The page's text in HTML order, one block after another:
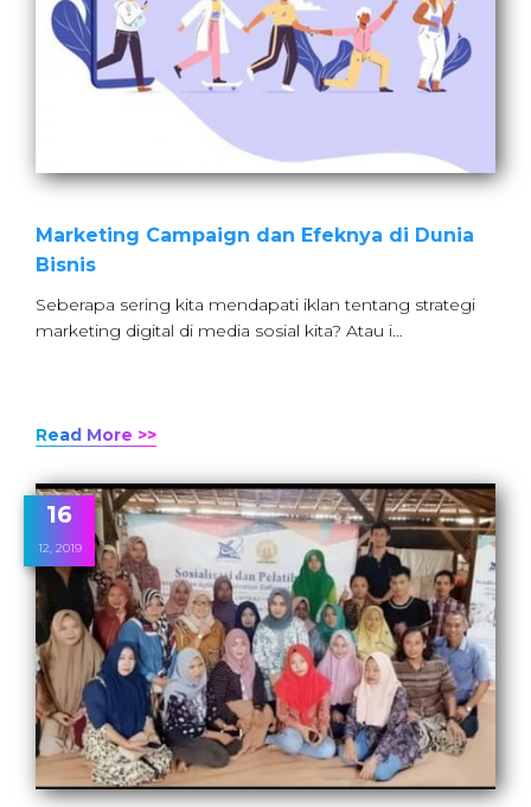
Marketing Campaign dan Efeknya di Dunia
Bisnis
Seberapa sering kita mendapati iklan tentang strategi
marketing digital di media sosial kita? Atau i…
Read More >>
16
12, 2019